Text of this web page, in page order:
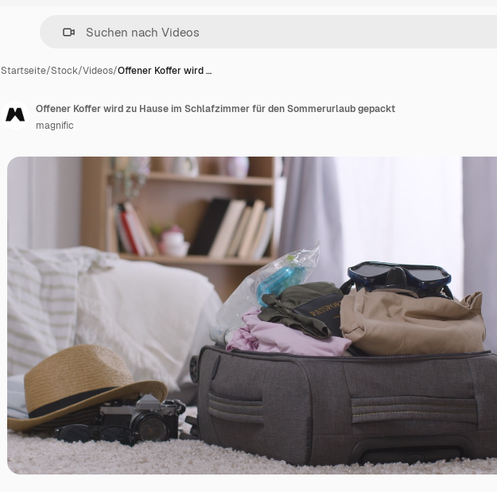
Startseite/Stock/Videos/Offener Koffer wird …
Offener Koffer wird zu Hause im Schlafzimmer für den Sommerurlaub gepackt
magnific